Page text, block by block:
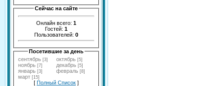
Сейчас на сайте
Онлайн всего: 1
Гостей: 1
Пользователей: 0
Посетившие за день
сентябрь [3] октябрь [5]
ноябрь [7] декабрь [5]
январь [3] февраль [8]
март [15]
[ Полный Список ]